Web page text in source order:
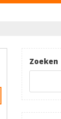
Zoeken